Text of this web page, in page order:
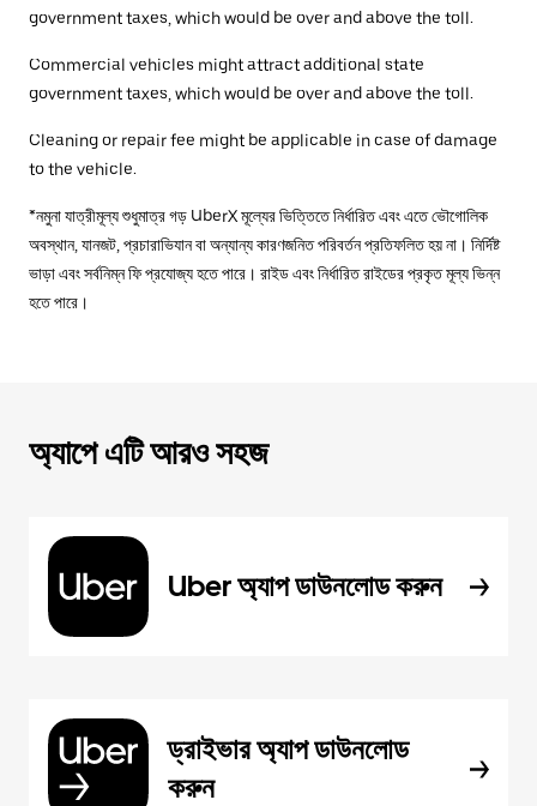
government taxes, which would be over and above the toll.
Commercial vehicles might attract additional state
government taxes, which would be over and above the toll.
Cleaning or repair fee might be applicable in case of damage
to the vehicle.
*নমুনা যাত্রীমূল্য শুধুমাত্র গড় UberX মূল্যের ভিত্তিতে নির্ধারিত এবং এতে ভৌগোলিক
অবস্থান, যানজট, প্রচারাভিযান বা অন্যান্য কারণজনিত পরিবর্তন প্রতিফলিত হয় না। নির্দিষ্ট
ভাড়া এবং সর্বনিম্ন ফি প্রযোজ্য হতে পারে। রাইড এবং নির্ধারিত রাইডের প্রকৃত মূল্য ভিন্ন
হতে পারে।
অ্যাপে এটি আরও সহজ
Uber অ্যাপ ডাউনলোড করুন
ড্রাইভার অ্যাপ ডাউনলোড
করুন